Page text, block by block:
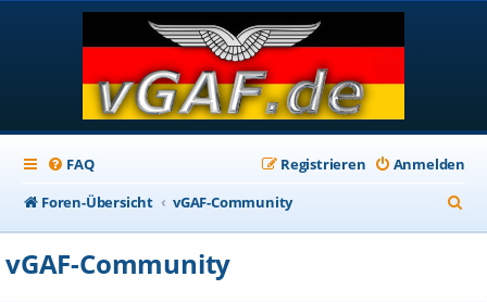
FAQ Anmelden
Registrieren
Foren-Übersicht
vGAF-Community
u
vGAF-Community